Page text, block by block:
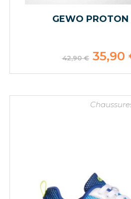
GEWO PROTON
42,90€ Le
prix
était :
35,90